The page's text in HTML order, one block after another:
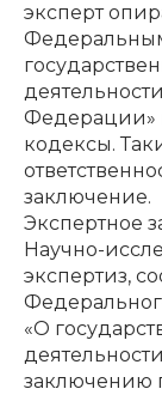
эксперт
Федерации»
кодексы.
заключение.
Экспертное
Научно-
экспертиз,
«О
заключению